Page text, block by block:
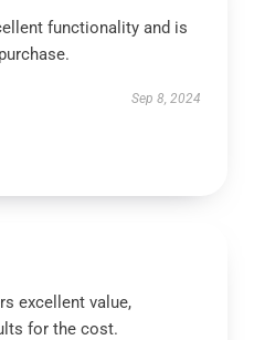
functionality and is
Sep 8, 2024
excellent value,
for the cost.